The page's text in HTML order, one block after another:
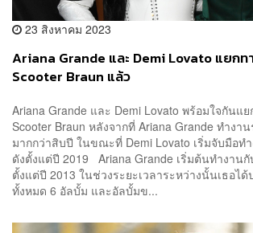
23 สิงหาคม 2023
Ariana Grande และ Demi Lovato แยกท
Scooter Braun แล้ว
Ariana Grande และ Demi Lovato พร้อมใจกันแ
Scooter Braun หลังจากที่ Ariana Grande ทำงา
มากกว่าสิบปี ในขณะที่ Demi Lovato เริ่มจับมือท
ดังตั้งแต่ปี 2019 Ariana Grande เริ่มต้นทำงานกั
ตั้งแต่ปี 2013 ในช่วงระยะเวลาระหว่างนั้นเธอไ
ทั้งหมด 6 อัลบั้ม และอัลบั้มข...